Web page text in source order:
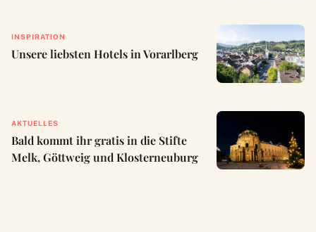
INSPIRATION
Unsere liebsten Hotels in Vorarlberg
AKTUELLES
Bald kommt ihr gratis in die Stifte
Melk, Göttweig und Klosterneuburg